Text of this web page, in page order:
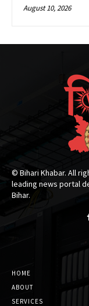
August 10, 2026
© Bihari Khabar. All
leading news portal
Bihar.
HOME
ABOUT
SERVICES